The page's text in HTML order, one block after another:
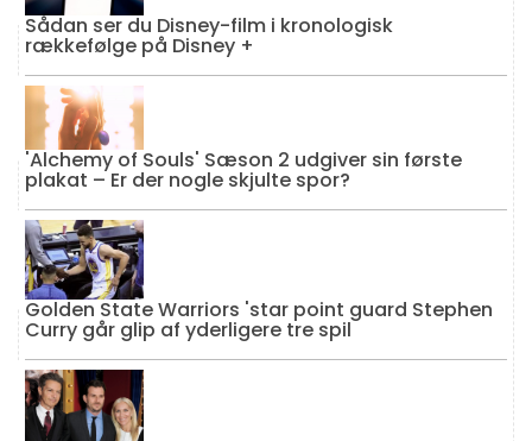
Sådan ser du Disney-film i kronologisk
rækkefølge på Disney +
'Alchemy of Souls' Sæson 2 udgiver sin første
plakat – Er der nogle skjulte spor?
Golden State Warriors 'star point guard Stephen
Curry går glip af yderligere tre spil